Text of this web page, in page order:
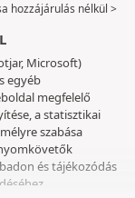
hozzájárulás nélkül >
Microsoft)
egyéb
megfelelő
a statisztikai
szabása
és tájékozódás